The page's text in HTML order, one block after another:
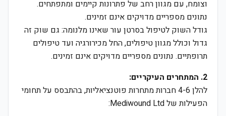
וצומח, עם מגוון רחב של פתרונות קיימים ומתפתחים.
נתונים מספריים מדויקים אינם זמינים.
גודל השוק לטיפול בסרטן עור שאינו מלנומה: גם שוק זה
גדול וכולל מגוון טיפולים, החל מכירורגיה ועד טיפולים
תרופתיים. נתונים מספריים מדויקים אינם זמינים.
2. המתחרים העיקריים:
להלן 4-6 חברות מתחרות פוטנציאליות, בהתבסס על תחומי
הפעילות של Mediwound Ltd: